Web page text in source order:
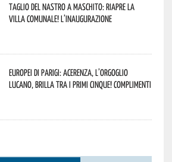
Taglio del nastro a Maschito: riapre la
Villa Comunale! L’inaugurazione
Europei di Parigi: Acerenza, l’orgoglio
lucano, brilla tra i primi cinque! Complimenti